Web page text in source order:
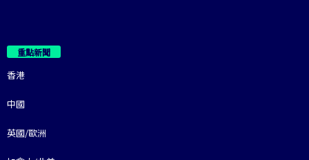
重點新聞
香港
中國
英國/歐洲